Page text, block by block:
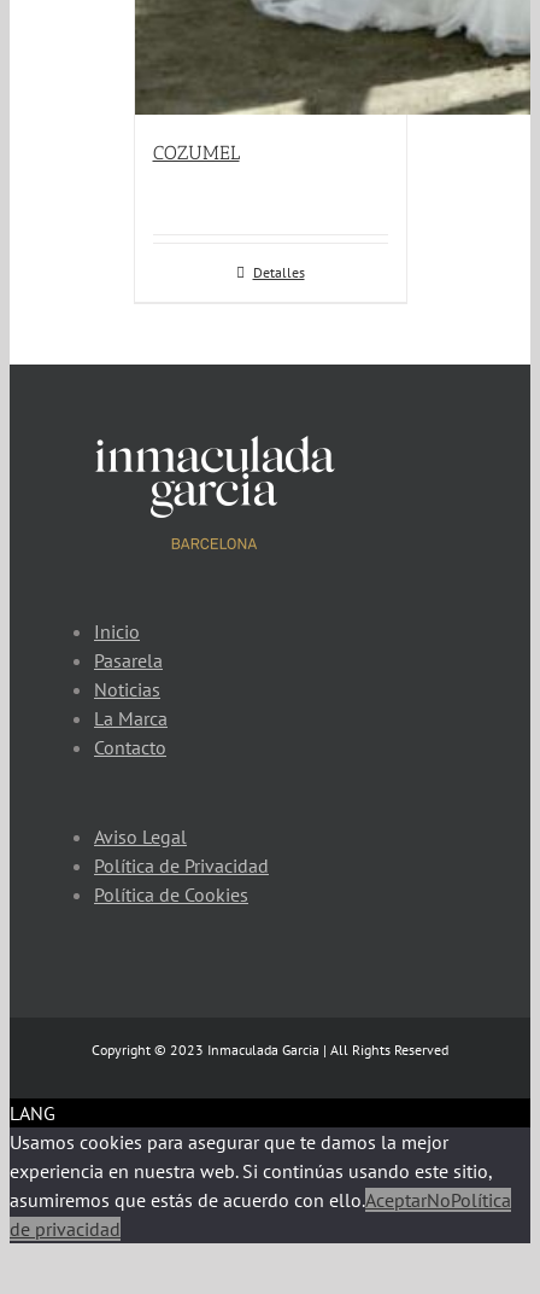
COZUMEL
Detalles
Inicio
Pasarela
Noticias
La Marca
Contacto
Aviso Legal
Política de Privacidad
Política de Cookies
Copyright © 2023 Inmaculada Garcia | All Rights Reserved
LANG
Usamos cookies para asegurar que te damos la mejor
experiencia en nuestra web. Si continúas usando este sitio,
asumiremos que estás de acuerdo con ello.AceptarNoPolítica
de privacidad